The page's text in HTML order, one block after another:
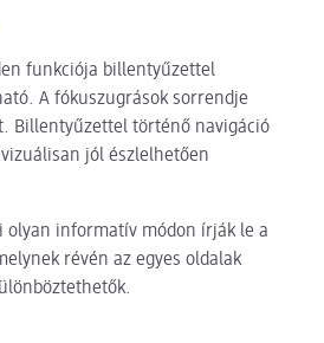
funkciója billentyűzettel
A fókuszugrások sorrendje
Billentyűzettel történő navigáció
jól észlelhetően
olyan informatív módon írják le a
révén az egyes oldalak